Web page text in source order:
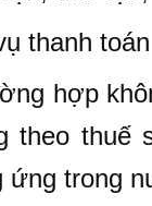
thanh
hợp
theo thuế
ứng trong